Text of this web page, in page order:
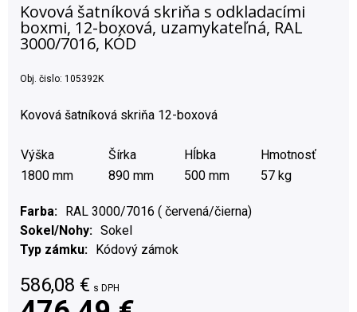
Kovová šatníková skriňa s odkladacími
boxmi, 12-boxová, uzamykateľná, RAL
3000/7016, KÓD
Obj. čislo: 105392K
Kovová šatníková skriňa 12-boxová
Výška Šírka Hĺbka
Hmotnosť
1800 mm
890 mm 500 mm 57 kg
Farba
RAL 3000/7016 ( červená/čierna)
Sokel/Nohy
Sokel
Typ zámku
Kódový zámok
586,08 € s DPH